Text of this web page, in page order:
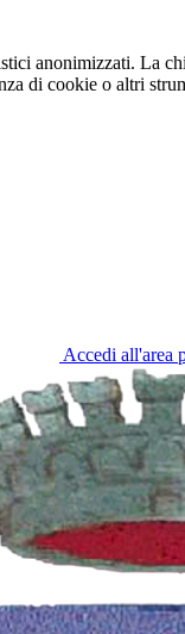
anonimizzati. La
di cookie o altri
Accedi all'area